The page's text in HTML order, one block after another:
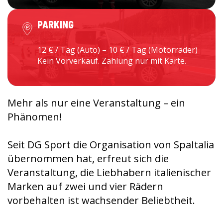
PARKING
12 € / Tag (Auto) – 10 € / Tag (Motorräder)
Kein Vorverkauf. Zahlung nur mit Karte.
Mehr als nur eine Veranstaltung – ein
Phänomen!
Seit DG Sport die Organisation von SpaItalia
übernommen hat, erfreut sich die
Veranstaltung, die Liebhabern italienischer
Marken auf zwei und vier Rädern
vorbehalten ist wachsender Beliebtheit.